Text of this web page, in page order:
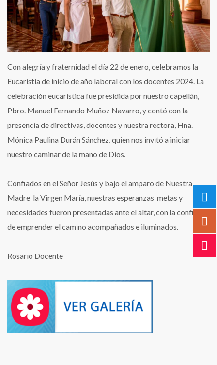
Con alegría y fraternidad el día 22 de enero, celebramos la
Eucaristía de inicio de año laboral con los docentes 2024. La
celebración eucarística fue presidida por nuestro capellán,
Pbro. Manuel Fernando Muñoz Navarro, y contó con la
presencia de directivas, docentes y nuestra rectora, Hna.
Mónica Paulina Durán Sánchez, quien nos invitó a iniciar
nuestro caminar de la mano de Dios.
Confiados en el Señor Jesús y bajo el amparo de Nuestra
Madre, la Virgen María, nuestras esperanzas, metas y
necesidades fueron presentadas ante el altar, con la confianza
de emprender el camino acompañados e iluminados.
Rosario Docente